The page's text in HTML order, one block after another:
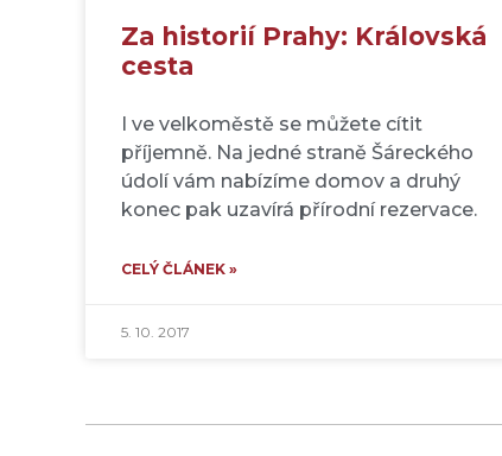
Za historií Prahy: Královská
cesta
I ve velkoměstě se můžete cítit
příjemně. Na jedné straně Šáreckého
údolí vám nabízíme domov a druhý
konec pak uzavírá přírodní rezervace.
CELÝ ČLÁNEK »
5. 10. 2017